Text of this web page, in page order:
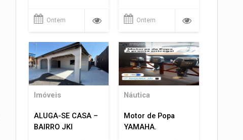
Ontem Ontem
Imóveis
ALUGA-SE CASA –
BAIRRO JKI
Náutica
Motor de Popa
YAMAHA.